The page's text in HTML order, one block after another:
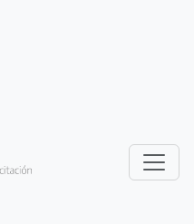
para la